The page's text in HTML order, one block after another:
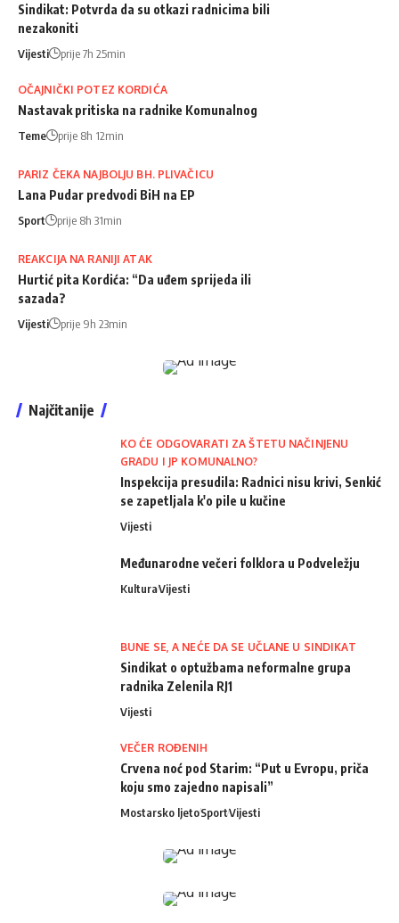
Sindikat: Potvrda da su otkazi radnicima bili
nezakoniti
Vijesti prije 7h 25min
OČAJNIČKI POTEZ KORDIĆA
Nastavak pritiska na radnike Komunalnog
Teme prije 8h 12min
PARIZ ČEKA NAJBOLJU BH. PLIVAČICU
Lana Pudar predvodi BiH na EP
Sport prije 8h 31min
REAKCIJA NA RANIJI ATAK
Hurtić pita Kordića: “Da uđem sprijeda ili
sazada?
Vijesti prije 9h 23min
Najčitanije
KO ĆE ODGOVARATI ZA ŠTETU NAČINJENU
GRADU I JP KOMUNALNO?
Inspekcija presudila: Radnici nisu krivi, Senkić
se zapetljala k'o pile u kučine
Vijesti
Međunarodne večeri folklora u Podveležju
KulturaVijesti
BUNE SE, A NEĆE DA SE UČLANE U SINDIKAT
Sindikat o optužbama neformalne grupa
radnika Zelenila RJ1
Vijesti
VEČER ROĐENIH
Crvena noć pod Starim: “Put u Evropu, priča
koju smo zajedno napisali”
Mostarsko ljetoSportVijesti